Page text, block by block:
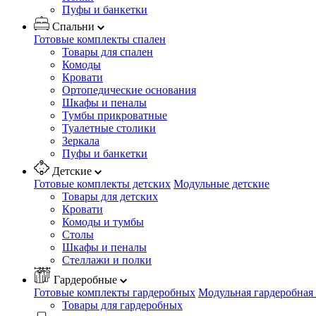
Пуфы и банкетки
Спальни
Готовые комплекты спален
Товары для спален
Комоды
Кровати
Ортопедические основания
Шкафы и пеналы
Тумбы прикроватные
Туалетные столики
Зеркала
Пуфы и банкетки
Детские
Готовые комплекты детских Модульные детские
Товары для детских
Кровати
Комоды и тумбы
Столы
Шкафы и пеналы
Стеллажи и полки
Гардеробные
Готовые комплекты гардеробных Модульная
Товары для гардеробных